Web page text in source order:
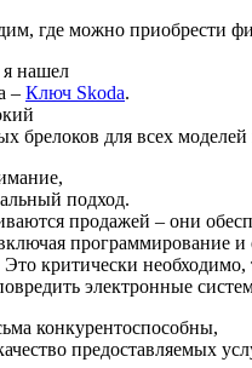
где можно приобрести
я нашел
– Ключ Skoda.
брелоков для всех
подход.
продажей – они
программирование
критически
электронные
конкурентоспособны,
предоставляемых